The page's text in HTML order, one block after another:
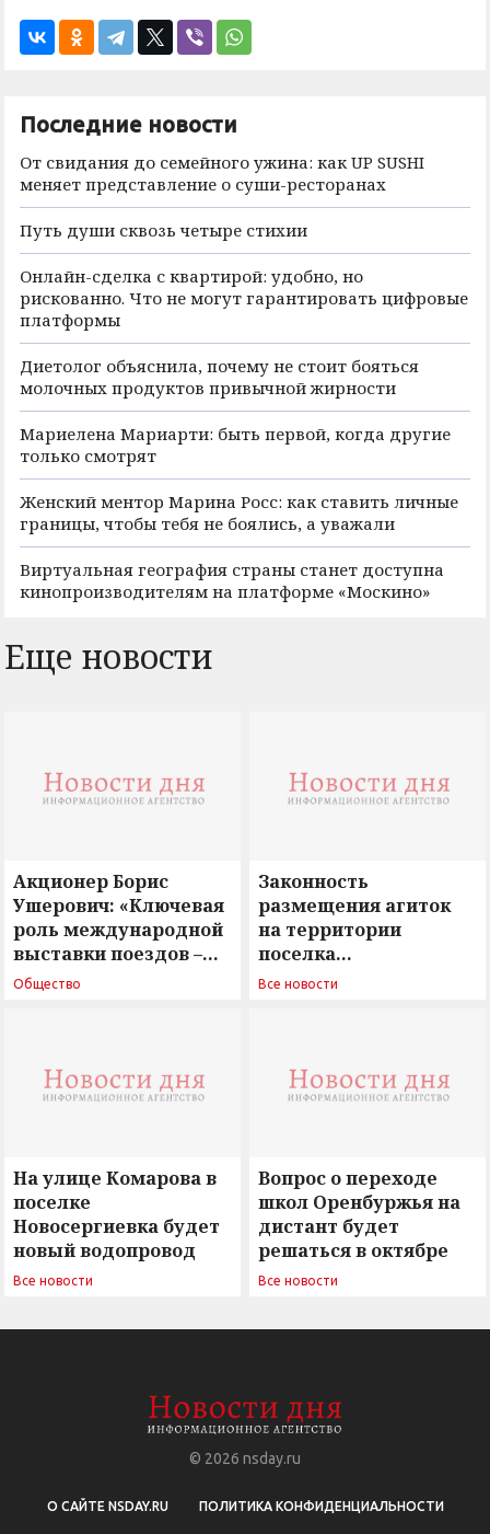
Последние новости
От свидания до семейного ужина: как UP SUSHI
меняет представление о суши-ресторанах
Путь души сквозь четыре стихии
Онлайн-сделка с квартирой: удобно, но
рискованно. Что не могут гарантировать цифровые
платформы
Диетолог объяснила, почему не стоит бояться
молочных продуктов привычной жирности
Мариелена Мариарти: быть первой, когда другие
только смотрят
Женский ментор Марина Росс: как ставить личные
границы, чтобы тебя не боялись, а уважали
Виртуальная география страны станет доступна
кинопроизводителям на платформе «Москино»
Еще новости
Акционер Борис
Ушерович: «Ключевая
роль международной
выставки поездов –
поиск ответов на
Общество
Законность
размещения агиток
на территории
поселка
Новосергиевка
Все новости
На улице Комарова в
поселке
Новосергиевка будет
новый водопровод
Все новости
Вопрос о переходе
школ Оренбуржья на
дистант будет
решаться в октябре
Все новости
© 2026 nsday.ru
О САЙТЕ NSDAY.RU ПОЛИТИКА КОНФИДЕНЦИАЛЬНОСТИ